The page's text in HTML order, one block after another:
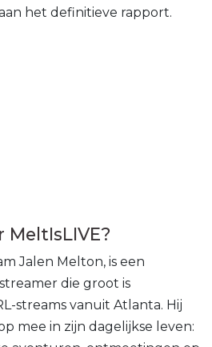
het definitieve rapport.
Jalen Melton, is een
die groot is
streams vanuit Atlanta. Hij
mee in zijn dagelijkse leven: